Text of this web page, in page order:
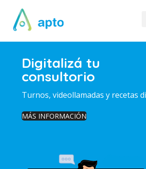
Digitalizá tu
consultorio
Turnos, videollamadas y recetas
MÁS INFORMACIÓN